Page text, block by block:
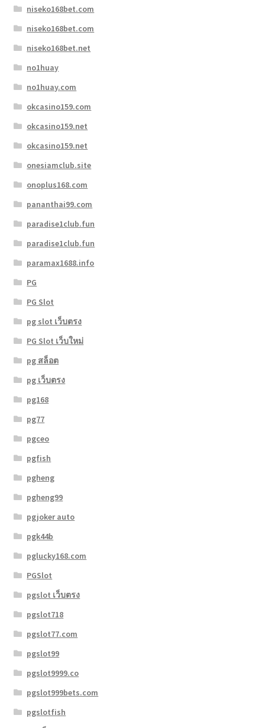
niseko168bet.com
niseko168bet.com
niseko168bet.net
no1huay
no1huay.com
okcasino159.com
okcasino159.net
okcasino159.net
onesiamclub.site
onoplus168.com
pananthai99.com
paradise1club.fun
paradise1club.fun
paramax1688.info
PG
PG Slot
pg slot เว็บตรง
PG Slot เว็บใหม่
pg สล็อต
pg เว็บตรง
pg168
pg77
pgceo
pgfish
pgheng
pgheng99
pgjoker auto
pgk44b
pglucky168.com
PGSlot
pgslot เว็บตรง
pgslot718
pgslot77.com
pgslot99
pgslot9999.co
pgslot999bets.com
pgslotfish